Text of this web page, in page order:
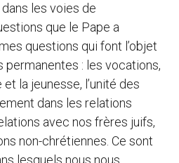
les voies de
que le Pape a
questions qui font l’objet
: les vocations,
la jeunesse, l’unité des
dans les relations
avec nos frères juifs,
non-chrétiennes. Ce sont
lesquels nous nous